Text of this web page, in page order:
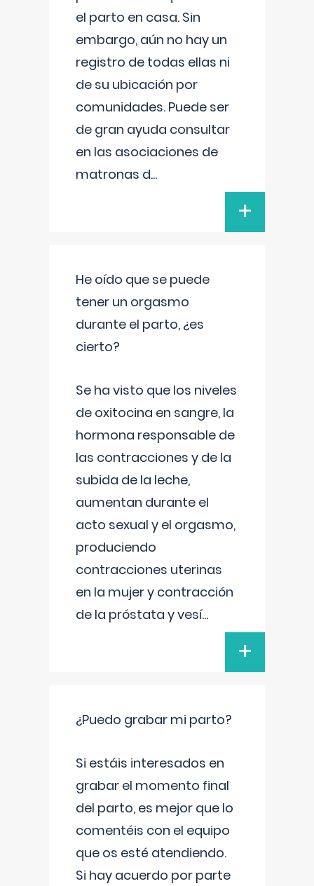
el parto en casa. Sin
embargo, aún no hay un
registro de todas ellas ni
de su ubicación por
comunidades. Puede ser
de gran ayuda consultar
en las asociaciones de
matronas d...
+
He oído que se puede
tener un orgasmo
durante el parto, ¿es
cierto?
Se ha visto que los niveles
de oxitocina en sangre, la
hormona responsable de
las contracciones y de la
subida de la leche,
aumentan durante el
acto sexual y el orgasmo,
produciendo
contracciones uterinas
en la mujer y contracción
de la próstata y vesí...
+
¿Puedo grabar mi parto?
Si estáis interesados en
grabar el momento final
del parto, es mejor que lo
comentéis con el equipo
que os esté atendiendo.
Si hay acuerdo por parte